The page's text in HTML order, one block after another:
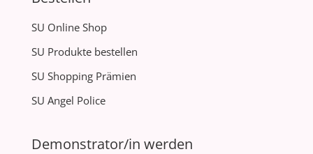
SU Online Shop
SU Produkte bestellen
SU Shopping Prämien
SU Angel Police
Demonstrator/in werden